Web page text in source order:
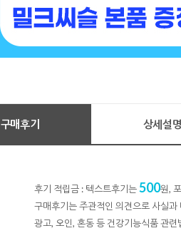
구매후기 상세설명
후기 적립금 : 텍스트후기는500원,
구매후기는 주관적인 의견으로 사실
광고, 오인, 혼동 등 건강기능식품 관